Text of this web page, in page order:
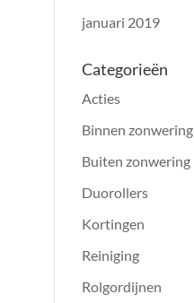
januari 2019
Categorieën
Acties
Binnen zonwering
Buiten zonwering
Duorollers
Kortingen
Reiniging
Rolgordijnen